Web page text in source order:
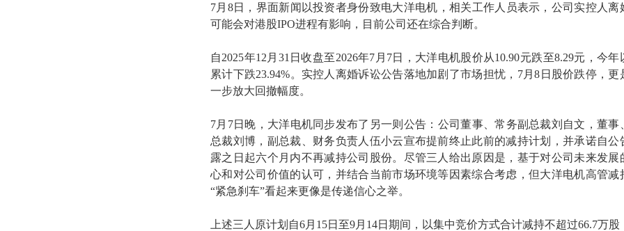
7月8日，界面新闻以投资者身份致电大洋电机，相关工作人员表示，公司实控人离
可能会对港股IPO进程有影响，目前公司还在综合判断。
自2025年12月31日收盘至2026年7月7日，大洋电机股价从10.90元跌至8.29元，今年
累计下跌23.94%。实控人离婚诉讼公告落地加剧了市场担忧，7月8日股价跌停，更
一步放大回撤幅度。
7月7日晚，大洋电机同步发布了另一则公告：公司董事、常务副总裁刘自文，董事
总裁刘博，副总裁、财务负责人伍小云宣布提前终止此前的减持计划，并承诺自公
露之日起六个月内不再减持公司股份。尽管三人给出原因是，基于对公司未来发展
心和对公司价值的认可，并结合当前市场环境等因素综合考虑，但大洋电机高管减
“紧急刹车”看起来更像是传递信心之举。
上述三人原计划自6月15日至9月14日期间，以集中竞价方式合计减持不超过66.7万股